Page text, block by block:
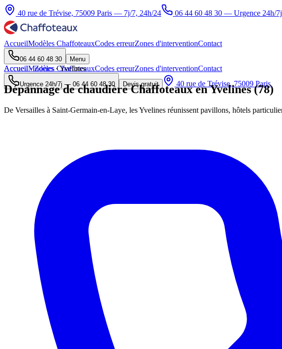
40 rue de Trévise, 75009 Paris — 7j/7, 24h/24 06 44 60 48 30 — Urgence 24h/7j
AccueilModèles ChaffoteauxCodes erreurZones d'interventionContact
06 44 60 48 30 Menu
AccueilModèles ChaffoteauxCodes erreurZones d'interventionContact
Urgence 24h/7j — 06 44 60 48 30 Devis gratuit 40 rue de Trévise, 75009 Paris
Accueil·Zones·Yvelines
Dépannage de chaudière Chaffoteaux en Yvelines (78)
De Versailles à Saint-Germain-en-Laye, les Yvelines réunissent pavillons, hôtels